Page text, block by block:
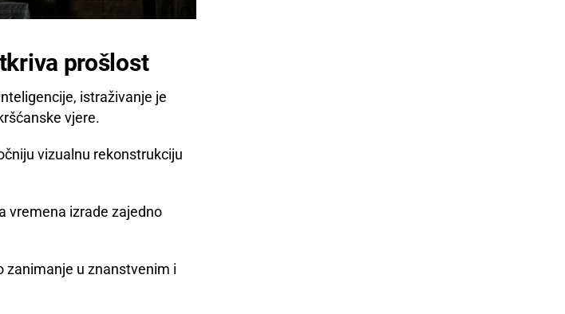
prošlost
istraživanje je
vjere.
vizualnu rekonstrukciju
vremena izrade zajedno
zanimanje u znanstvenim i